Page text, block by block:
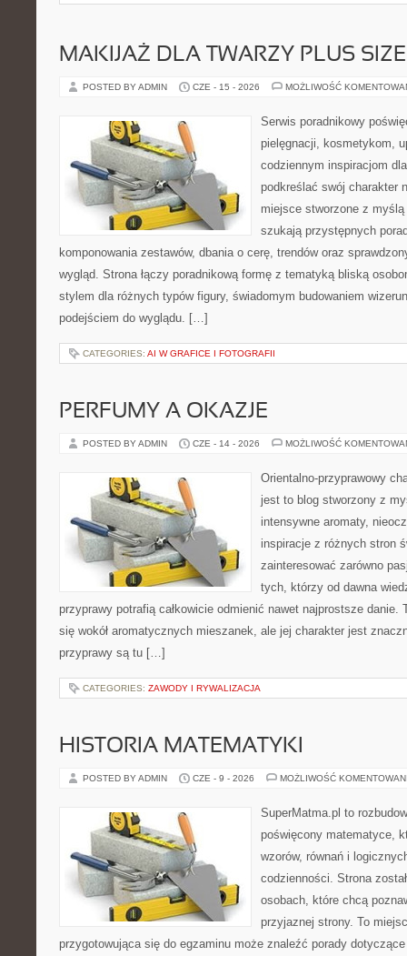
MAKIJAŻ DLA TWARZY PLUS SIZE
POSTED BY ADMIN CZE - 15 - 2026 MOŻLIWOŚĆ
Serwis poradnikowy
pielęgnacji, kosmetykom,
codziennym inspiracjom
podkreślać swój charakter
miejsce stworzone z
szukają przystępnych
komponowania zestawów, dbania o cerę, trendów oraz
wygląd. Strona łączy poradnikową formę z tematyką bliską
stylem dla różnych typów figury, świadomym budowaniem
podejściem do wyglądu. […]
CATEGORIES: AI W GRAFICE I FOTOGRAFII
PERFUMY A OKAZJE
POSTED BY ADMIN CZE - 14 - 2026 MOŻLIWOŚĆ
Orientalno-przyprawowy
jest to blog stworzony z
intensywne aromaty,
inspiracje z różnych stron
zainteresować zarówno
tych, którzy od dawna
przyprawy potrafią całkowicie odmienić nawet najprostsze danie.
się wokół aromatycznych mieszanek, ale jej charakter jest
przyprawy są tu […]
CATEGORIES: ZAWODY I RYWALIZACJA
HISTORIA MATEMATYKI
POSTED BY ADMIN CZE - 9 - 2026 MOŻLIWOŚĆ
SuperMatma.pl to
poświęcony matematyce,
wzorów, równań i
codzienności. Strona
osobach, które chcą
przyjaznej strony. To
przygotowująca się do egzaminu może znaleźć porady